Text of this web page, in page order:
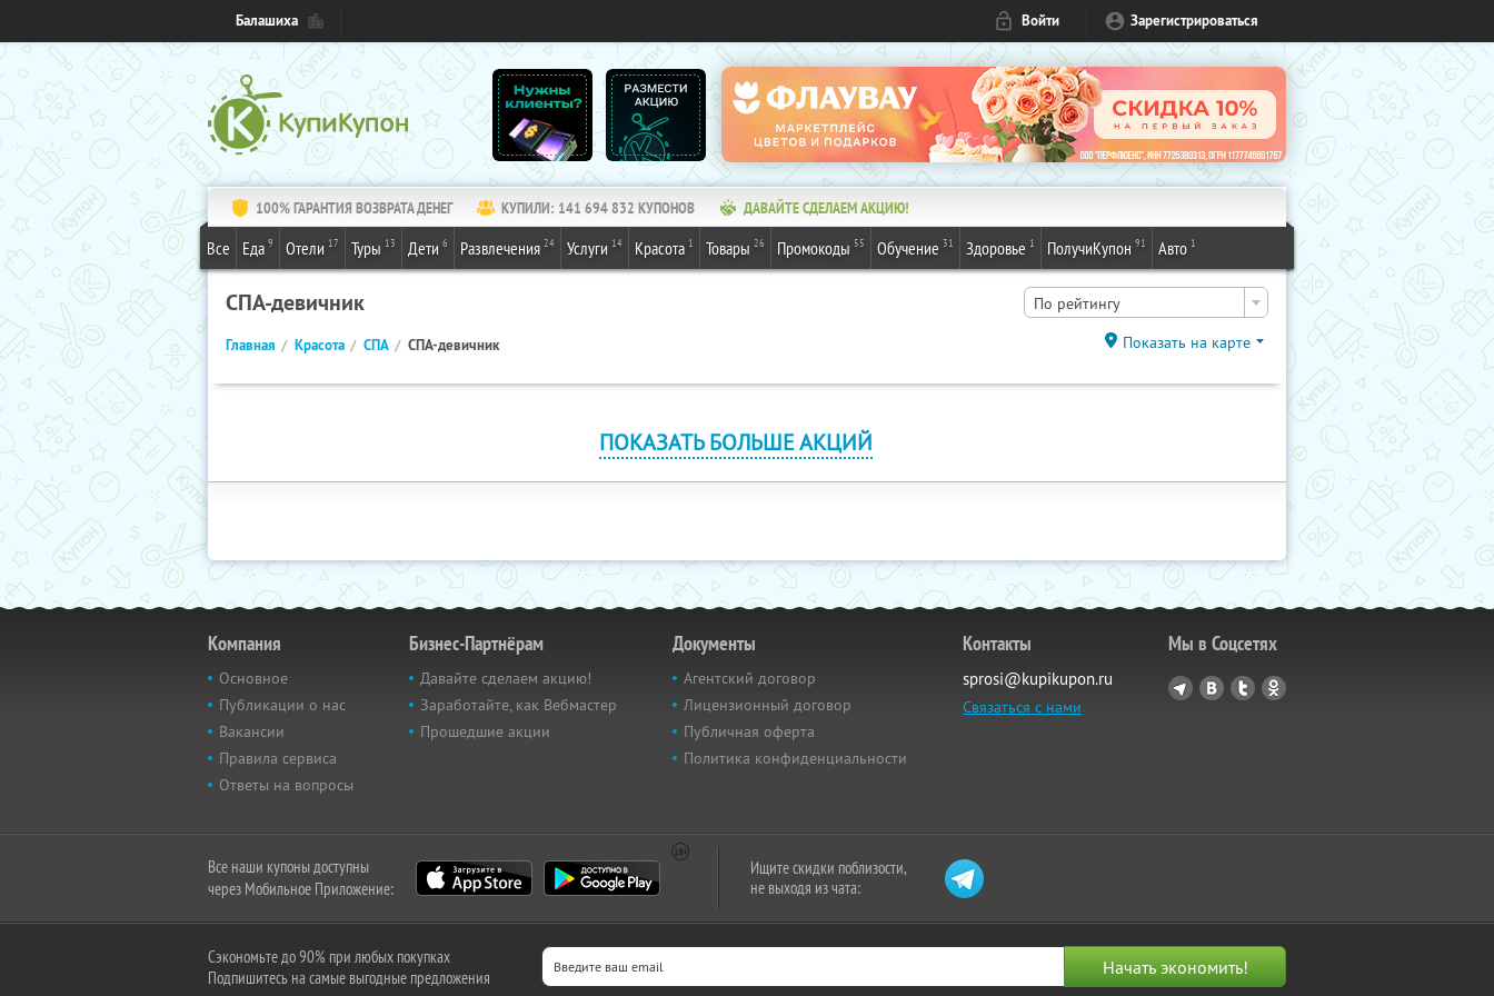
Балашиха Войти Зарегистрироваться
100% ГАРАНТИЯ ВОЗВРАТА ДЕНЕГ КУПИЛИ: 141 694 832 КУПОНОВ ДАВАЙТЕ СДЕЛАЕМ АКЦИЮ!
Все Еда 9 Отели 17 Туры 13 Дети 6 Развлечения 24 Услуги 14 Красота 1 Товары 26 Промокоды 55 Обучение 31 Здоровье 1 ПолучиКупон 91 Авто 1
СПА-девичник По рейтингу
Главная Красота СПА СПА-девичник Показать на карте
ПОКАЗАТЬ БОЛЬШЕ АКЦИЙ
Компания
Основное
Публикации о нас
Вакансии
Правила сервиса
Ответы на вопросы
Бизнес-Партнёрам
Давайте сделаем акцию!
Заработайте, как Вебмастер
Прошедшие акции
Документы
Агентский договор
Лицензионный договор
Публичная оферта
Политика конфиденциальности
Контакты
sprosi@kupikupon.ru
Связаться с нами
Мы в Соцсетях
Все наши купоны доступны
через Мобильное Приложение:
Ищите скидки поблизости,
не выходя из чата:
Сэкономьте до 90% при любых покупках
Подпишитесь на самые выгодные предложения